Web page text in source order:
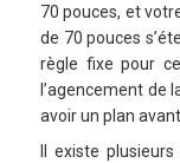
70 pouces, et
de 70 pouces
règle fixe pour
l’agencement de
avoir un plan
Il existe